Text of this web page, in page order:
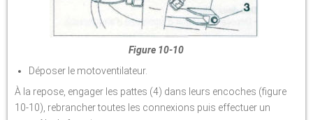
Figure 10-10
Déposer le motoventilateur.
À la repose, engager les pattes (4) dans leurs encoches (figure
10-10), rebrancher toutes les connexions puis effectuer un